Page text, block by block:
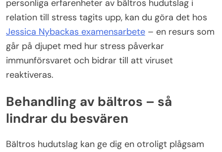
personliga erfarenheter av bältros hudutslag i
relation till stress tagits upp, kan du göra det hos
Jessica Nybackas examensarbete – en resurs som
går på djupet med hur stress påverkar
immunförsvaret och bidrar till att viruset
reaktiveras.
Behandling av bältros – så
lindrar du besvären
Bältros hudutslag kan ge dig en otroligt plågsam